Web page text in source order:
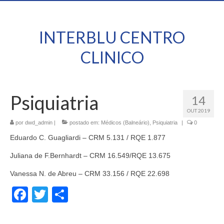
INTERBLU CENTRO
CLINICO
14
OUT 2019
Psiquiatria
por dwd_admin | postado em: Médicos (Balneário) Psiquiatria | 0
Eduardo C. Guagliardi – CRM 5.131 / RQE 1.877
Juliana de F.Bernhardt – CRM 16.549/RQE 13.675
Vanessa N. de Abreu – CRM 33.156 / RQE 22.698
Facebook
Twitter